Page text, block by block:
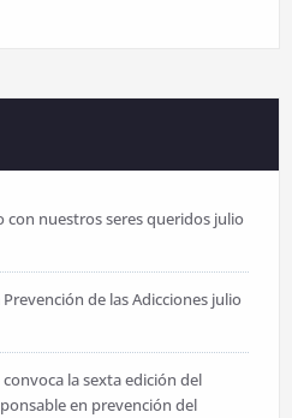
con nuestros seres queridos julio
de las Adicciones julio
la sexta edición del
en prevención del